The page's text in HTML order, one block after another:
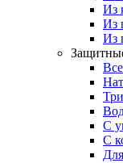
Из
Из
Из
С
С